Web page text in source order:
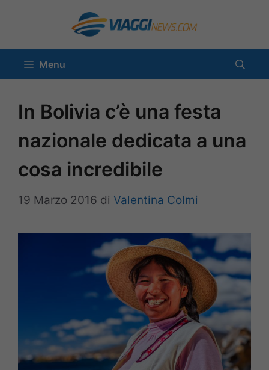
contenuto
Menu
In Bolivia c’è una festa
nazionale dedicata a una
cosa incredibile
19 Marzo 2016 di Valentina Colmi